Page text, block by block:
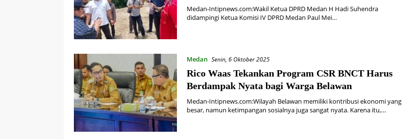
Medan-Intipnews.com:Wakil Ketua DPRD Medan H Hadi Suhendra
didampingi Ketua Komisi IV DPRD Medan Paul Mei…
Medan Senin, 6 Oktober 2025
Rico Waas Tekankan Program CSR BNCT Harus
Berdampak Nyata bagi Warga Belawan
Medan-Intipnews.com:Wilayah Belawan memiliki kontribusi ekonomi yang
besar, namun ketimpangan sosialnya juga sangat nyata. Karena itu,…